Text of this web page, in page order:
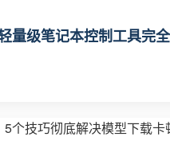
量级笔记本控制工具完